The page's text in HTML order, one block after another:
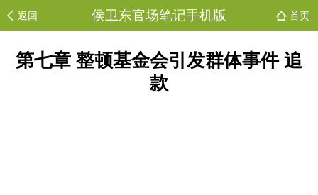
返回 侯卫东官场笔记手机版 首页
第七章 整顿基金会引发群体事件 追
款